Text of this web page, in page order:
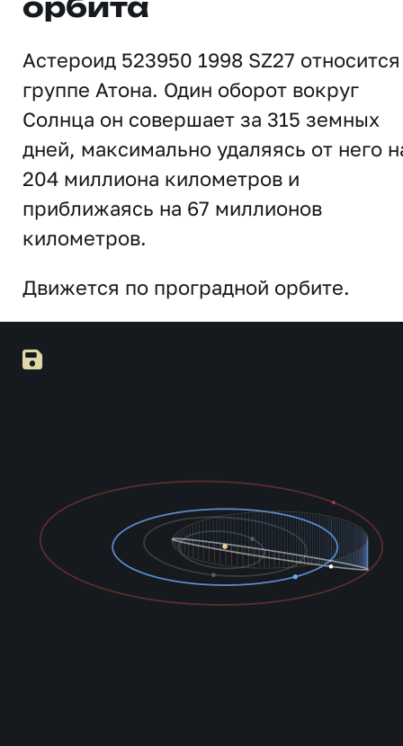
орбита
Астероид 523950 1998 SZ27
группе Атона. Один оборот вокруг
Солнца он совершает за 315 земных
дней, максимально удаляясь от него
204 миллиона километров и
приближаясь на 67 миллионов
километров.
Движется по проградной орбите.